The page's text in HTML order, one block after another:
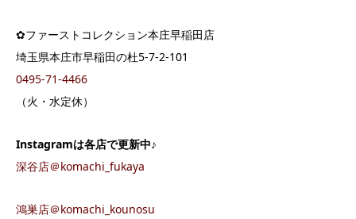
✿ファーストコレクション本庄早稲田店
埼玉県本庄市早稲田の杜5-7-2-101
0495-71-4466
（火・水定休）
Instagramは各店で更新中♪
深谷店＠komachi_fukaya
鴻巣店＠komachi_kounosu